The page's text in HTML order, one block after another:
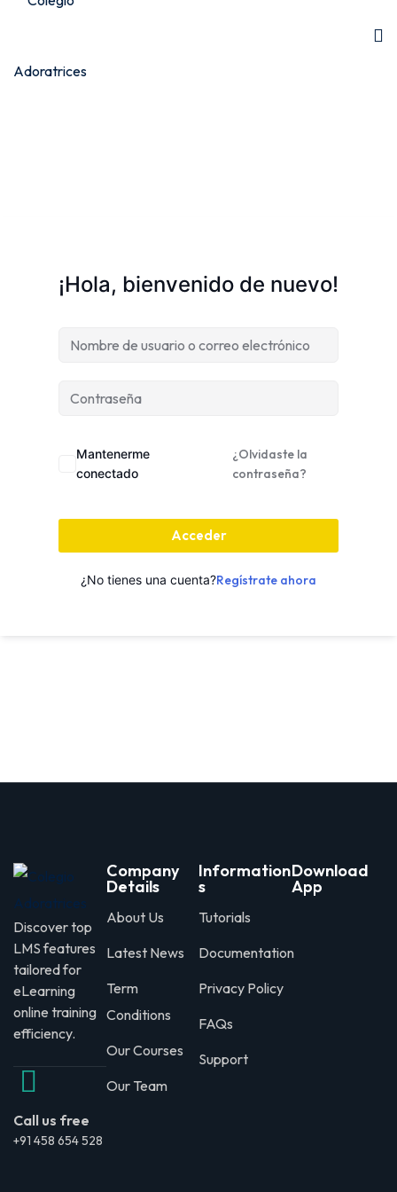
¡Hola, bienvenido de nuevo!
Mantenerme
conectado
¿Olvidaste la
contraseña?
Acceder
¿No tienes una cuenta?Regístrate ahora
Discover top
LMS features
tailored for
eLearning
online training
efficiency.
Call us free
+91 458 654 528
Company
Details
About Us
Latest News
Term
Conditions
Our Courses
Our Team
Information
s
Tutorials
Documentation
Privacy Policy
FAQs
Support
Download
App